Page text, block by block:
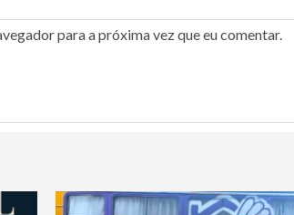
para a próxima vez que eu comentar.